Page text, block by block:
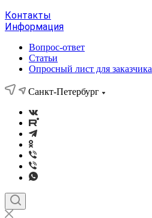
Контакты
Информация
Вопрос-ответ
Статьи
Опросный лист для заказчика
Санкт-Петербург